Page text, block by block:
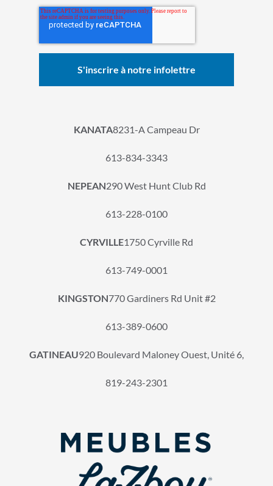
KANATA8231-A Campeau Dr
613-834-3343
NEPEAN290 West Hunt Club Rd
613-228-0100
CYRVILLE1750 Cyrville Rd
613-749-0001
KINGSTON770 Gardiners Rd Unit #2
613-389-0600
GATINEAU920 Boulevard Maloney Ouest, Unité 6,
819-243-2301